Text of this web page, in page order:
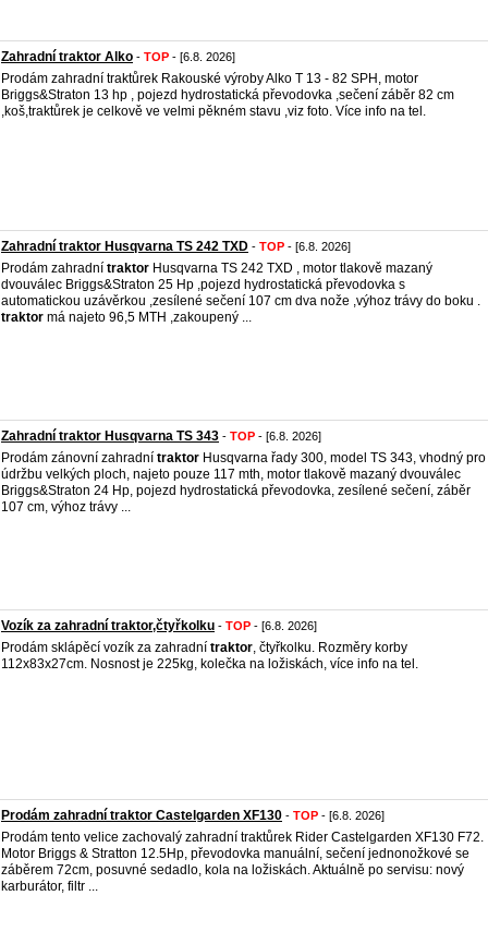
Zahradní traktor Alko - TOP - [6.8. 2026]
Prodám zahradní traktůrek Rakouské výroby Alko T 13 - 82 SPH, motor
Briggs&Straton 13 hp , pojezd hydrostatická převodovka ,sečení záběr 82 cm
,koš,traktůrek je celkově ve velmi pěkném stavu ,viz foto. Více info na tel.
Zahradní traktor Husqvarna TS 242 TXD - TOP - [6.8. 2026]
Prodám zahradní traktor Husqvarna TS 242 TXD , motor tlakově mazaný
dvouválec Briggs&Straton 25 Hp ,pojezd hydrostatická převodovka s
automatickou uzávěrkou ,zesílené sečení 107 cm dva nože ,výhoz trávy do boku .
traktor má najeto 96,5 MTH ,zakoupený ...
Zahradní traktor Husqvarna TS 343 - TOP - [6.8. 2026]
Prodám zánovní zahradní traktor Husqvarna řady 300, model TS 343, vhodný pro
údržbu velkých ploch, najeto pouze 117 mth, motor tlakově mazaný dvouválec
Briggs&Straton 24 Hp, pojezd hydrostatická převodovka, zesílené sečení, záběr
107 cm, výhoz trávy ...
Vozík za zahradní traktor,čtyřkolku - TOP - [6.8. 2026]
Prodám sklápěcí vozík za zahradní traktor, čtyřkolku. Rozměry korby
112x83x27cm. Nosnost je 225kg, kolečka na ložiskách, více info na tel.
Prodám zahradní traktor Castelgarden XF130 - TOP - [6.8. 2026]
Prodám tento velice zachovalý zahradní traktůrek Rider Castelgarden XF130 F72.
Motor Briggs & Stratton 12.5Hp, převodovka manuální, sečení jednonožkové se
záběrem 72cm, posuvné sedadlo, kola na ložiskách. Aktuálně po servisu: nový
karburátor, filtr ...